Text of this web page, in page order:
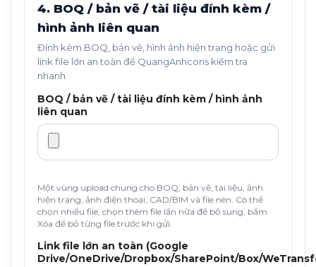
4. BOQ / bản vẽ / tài liệu đính kèm /
hình ảnh liên quan
Đính kèm BOQ, bản vẽ, hình ảnh hiện trạng hoặc gửi
link file lớn an toàn để QuangAnhcons kiểm tra
nhanh.
BOQ / bản vẽ / tài liệu đính kèm / hình ảnh
liên quan
Một vùng upload chung cho BOQ, bản vẽ, tài liệu, ảnh
hiện trạng, ảnh điện thoại, CAD/BIM và file nén. Có thể
chọn nhiều file, chọn thêm file lần nữa để bổ sung, bấm
Xóa để bỏ từng file trước khi gửi.
Link file lớn an toàn (Google
Drive/OneDrive/Dropbox/SharePoint/Box/